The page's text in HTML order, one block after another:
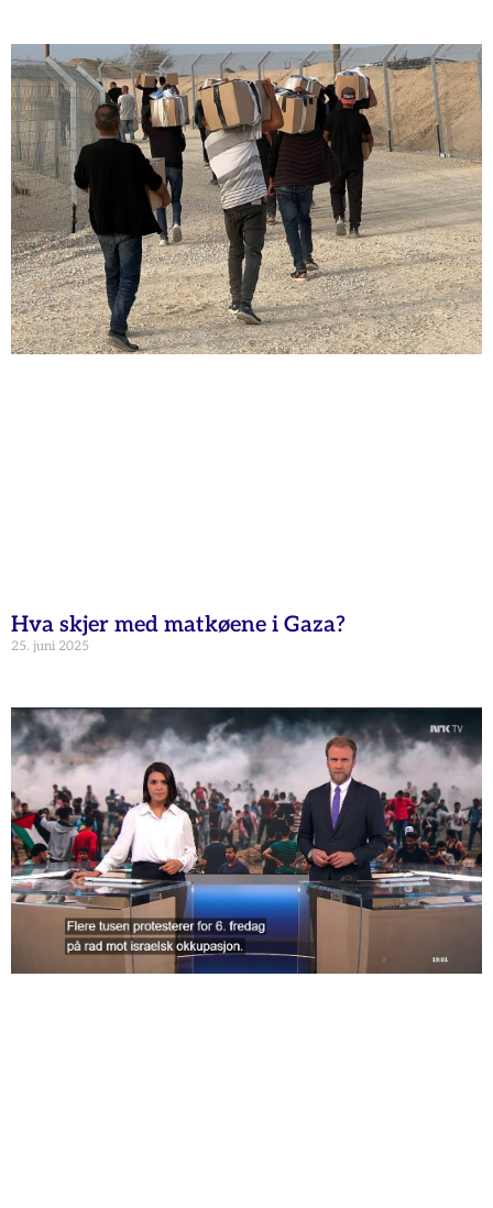
Hva skjer med matkøene i Gaza?
25. juni 2025